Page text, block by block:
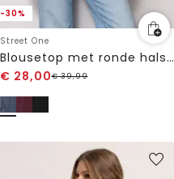
-30%
Street One
Blousetop met ronde hals en banddetail
€ 28,00€39,99